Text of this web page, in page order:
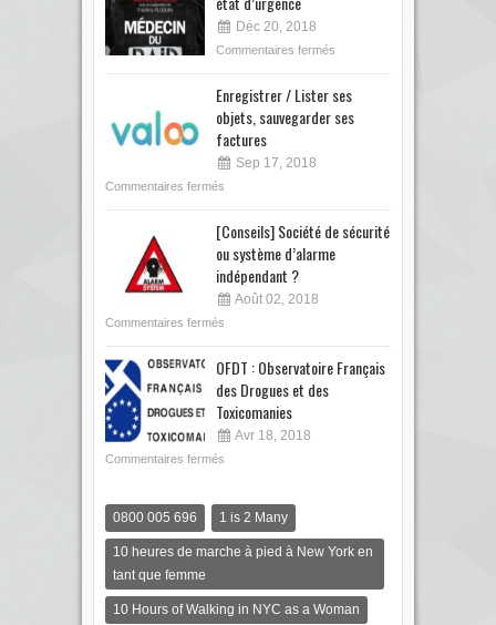
Déc 20, 2018
Commentaires fermés
Enregistrer / Lister ses
objets, sauvegarder ses
factures
Sep 17, 2018
Commentaires fermés
[Conseils] Société de sécurité
ou système d’alarme
indépendant ?
Août 02, 2018
Commentaires fermés
OFDT : Observatoire Français
des Drogues et des
Toxicomanies
Avr 18, 2018
Commentaires fermés
0800 005 696 1 is 2 Many
10 heures de marche à pied à New York en
tant que femme
10 Hours of Walking in NYC as a Woman